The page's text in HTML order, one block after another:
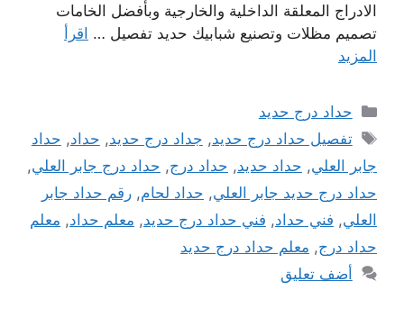
الادراج المعلقة الداخلية والخارجية وبأفضل الخامات
تصميم مظلات وتصنيع شبابيك حديد تفصيل … اقرأ
المزيد
التصنيفات
حداد درج حديد
الوسوم
تفصيل حداد درج حديد, جداد درج حديد, حداد, حداد
جابر العلي, حداد حديد, حداد درج, حداد درج جابر العلي,
حداد درج حديد جابر العلي, حداد لحام, رقم حداد جابر
العلي, فني حداد, فني حداد درج حديد, معلم حداد, معلم
حداد درج, معلم حداد درج حديد
أضف تعليق